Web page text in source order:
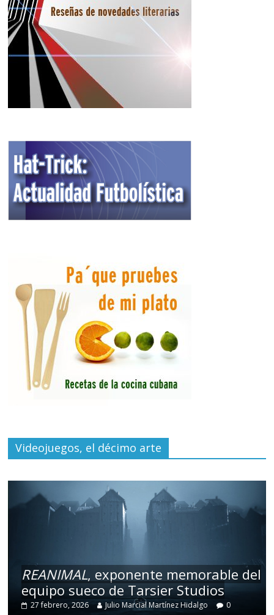
Videojuegos, el décimo arte
REANIMAL, exponente memorable del
equipo sueco de Tarsier Studios
27 febrero, 2026 Julio Marcial Martínez Hidalgo 0